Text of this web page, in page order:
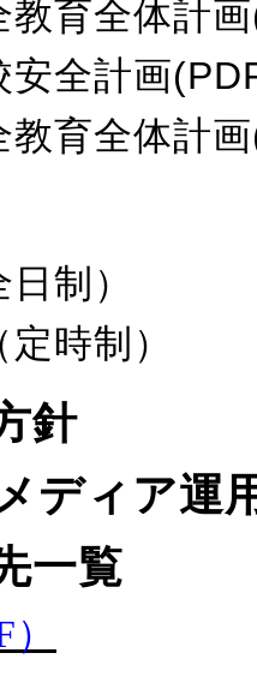
育全体計
全計画
育全体計
制）
時制）
針
ディア運
一覧